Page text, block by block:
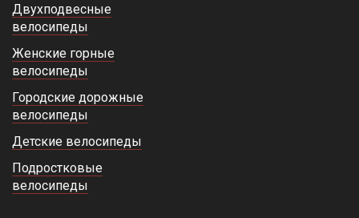
Двухподвесные
велосипеды
Женские горные
велосипеды
Городские дорожные
велосипеды
Детские велосипеды
Подростковые
велосипеды